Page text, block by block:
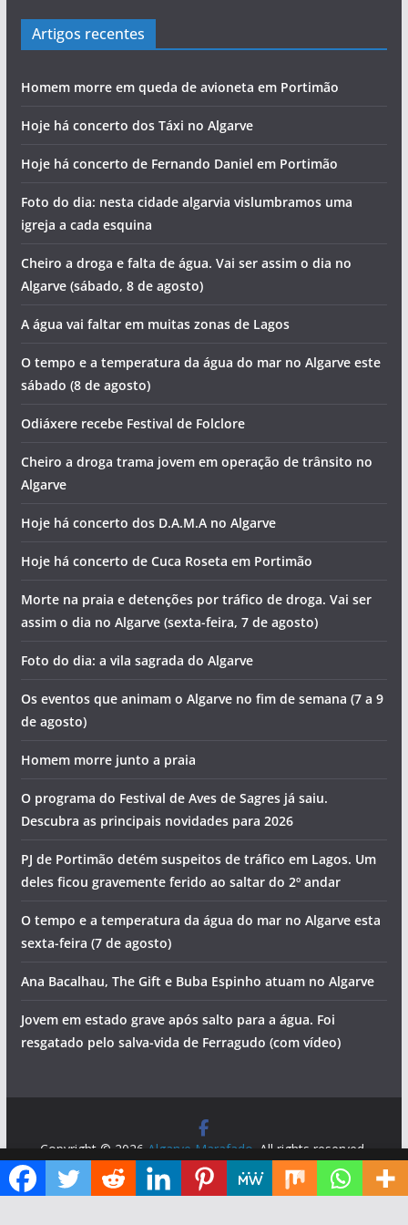
Artigos recentes
Homem morre em queda de avioneta em Portimão
Hoje há concerto dos Táxi no Algarve
Hoje há concerto de Fernando Daniel em Portimão
Foto do dia: nesta cidade algarvia vislumbramos uma
igreja a cada esquina
Cheiro a droga e falta de água. Vai ser assim o dia no
Algarve (sábado, 8 de agosto)
A água vai faltar em muitas zonas de Lagos
O tempo e a temperatura da água do mar no Algarve este
sábado (8 de agosto)
Odiáxere recebe Festival de Folclore
Cheiro a droga trama jovem em operação de trânsito no
Algarve
Hoje há concerto dos D.A.M.A no Algarve
Hoje há concerto de Cuca Roseta em Portimão
Morte na praia e detenções por tráfico de droga. Vai ser
assim o dia no Algarve (sexta-feira, 7 de agosto)
Foto do dia: a vila sagrada do Algarve
Os eventos que animam o Algarve no fim de semana (7 a 9
de agosto)
Homem morre junto a praia
O programa do Festival de Aves de Sagres já saiu.
Descubra as principais novidades para 2026
PJ de Portimão detém suspeitos de tráfico em Lagos. Um
deles ficou gravemente ferido ao saltar do 2º andar
O tempo e a temperatura da água do mar no Algarve esta
sexta-feira (7 de agosto)
Ana Bacalhau, The Gift e Buba Espinho atuam no Algarve
Jovem em estado grave após salto para a água. Foi
resgatado pelo salva-vida de Ferragudo (com vídeo)
Copyright © 2026 Algarve Marafado . All rights reserved.
Theme:
ColorMag by ThemeGrill. Powered by WordPress
Diga ao Google que o Algarve Marafado é uma das suas fontes de informação preferidas